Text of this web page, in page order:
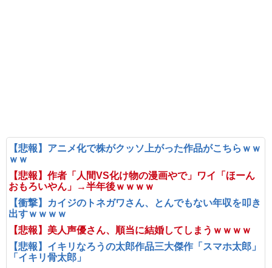
【悲報】アニメ化で株がクッソ上がった作品がこちらｗｗ
ｗｗ
【悲報】作者「人間VS化け物の漫画やで」ワイ「ほーん
おもろいやん」→半年後ｗｗｗｗ
【衝撃】カイジのトネガワさん、とんでもない年収を叩き
出すｗｗｗｗ
【悲報】美人声優さん、順当に結婚してしまうｗｗｗｗ
【悲報】イキリなろうの太郎作品三大傑作「スマホ太郎」
「イキリ骨太郎」